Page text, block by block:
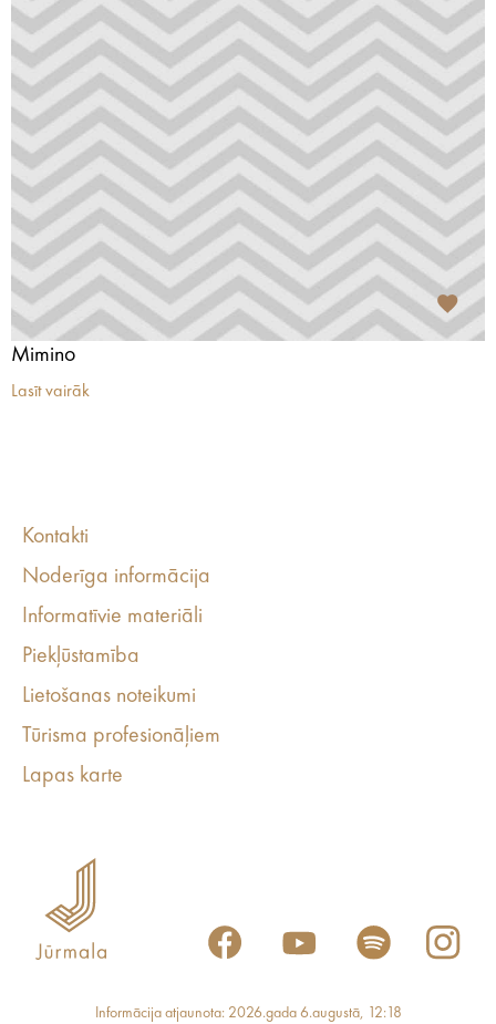
Mimino
Lasīt vairāk
Kontakti
Noderīga informācija
Informatīvie materiāli
Piekļūstamība
Lietošanas noteikumi
Tūrisma profesionāļiem
Lapas karte
Informācija atjaunota: 2026.gada 6.augustā, 12:18